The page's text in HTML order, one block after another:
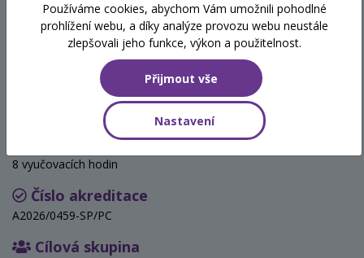
Individuální plánování v
praxi (nejen)
pečovatelských služeb
Hodinová dotace
8 vyučovacích hodin
Číslo akreditace
A2026/0459-SP/PC
Cílová skupina
Používáme cookies, abychom Vám umožnili pohodlné
prohlížení webu, a díky analýze provozu webu neustále
zlepšovali jeho funkce, výkon a použitelnost.
Přijmout vše
Nastavení